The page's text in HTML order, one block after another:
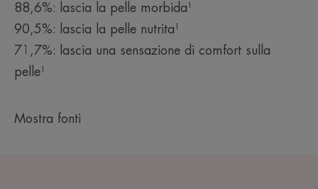
Protezione solare alta per le pelli
sensibili.
Vantaggio
88,6%: lascia la pelle morbida¹
90,5%: lascia la pelle nutrita¹
71,7%: lascia una sensazione di comfort sulla
pelle¹
Mostra fonti